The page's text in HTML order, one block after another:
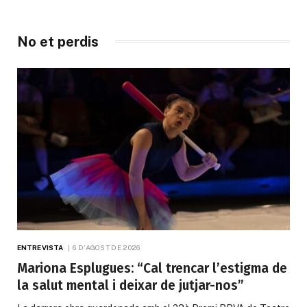
No et perdis
ENTREVISTA 6 D'AGOST DE 2026
Mariona Esplugues: “Cal trencar l’estigma de
la salut mental i deixar de jutjar-nos”